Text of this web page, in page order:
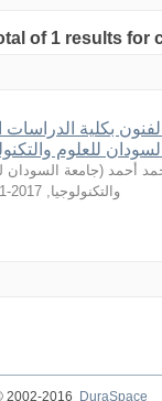
of 1 results for
بكلية الدراسات
للعلوم
أحمد (جامعة السودان
والتكنولوجيا,
2017-01-10
2002-2016 DuraSpace